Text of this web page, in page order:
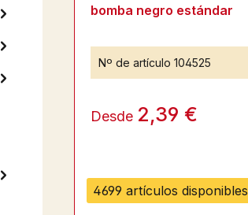
4699 artículos disponibles
bomba negro estándar
Nº de artículo 104525
Desde 2,39 €